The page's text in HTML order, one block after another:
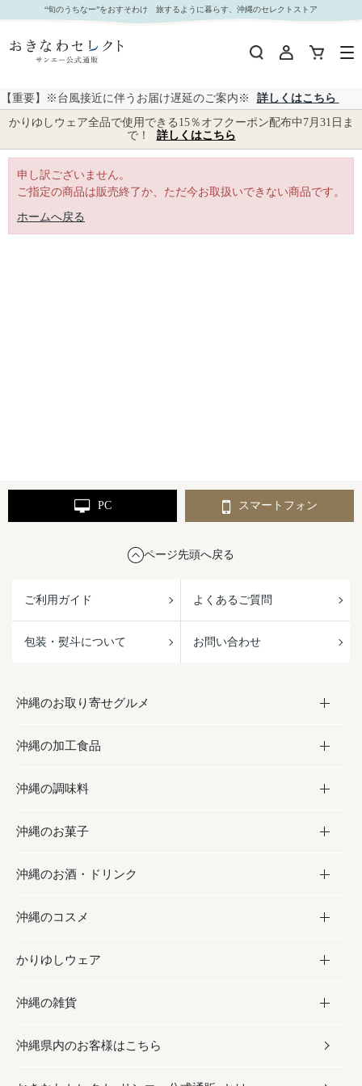
｜おきなわセレクト サンエー公式通販
“旬のうちなー”をおすそわけ 旅するように暮らす、沖縄のセレクトストア
【重要】※台風接近に伴うお届け遅延のご案内※
詳しくはこちら
かりゆしウェア全品で使用できる15％オフクーポン配布中7月31日ま
で！
詳しくはこちら
申し訳ございません。
ご指定の商品は販売終了か、ただ今お取扱いできない商品です。
ホームへ戻る
PC スマートフォン
ページ先頭へ戻る
ご利用ガイド よくあるご質問
包装・熨斗について お問い合わせ
沖縄のお取り寄せグルメ
お取り寄せグルメ
フルーツ・野菜
お肉
海産物
沖縄の加工食品
加工食品
缶詰／パウチ
沖縄料理
沖縄そば／乾麺
レトルト食品
乾物／粉類
沖縄の調味料
調味料
砂糖／黒砂糖
塩
お酢／ドレッシング
しょうゆ
みそ
沖縄のお菓子
お菓子
黒糖
ちんすこう
伝統菓子
スナック
沖縄のお酒・ドリンク
お酒・ドリンク
泡盛
ビール・チューハイ
ワイン・ウィスキー・カクテル
沖縄のコスメ
コスメ
スキンケア
ボディケア
かりゆしウェア
かりゆしウェア
メンズ
沖縄の雑貨
雑貨
沖縄県内のお客様はこちら